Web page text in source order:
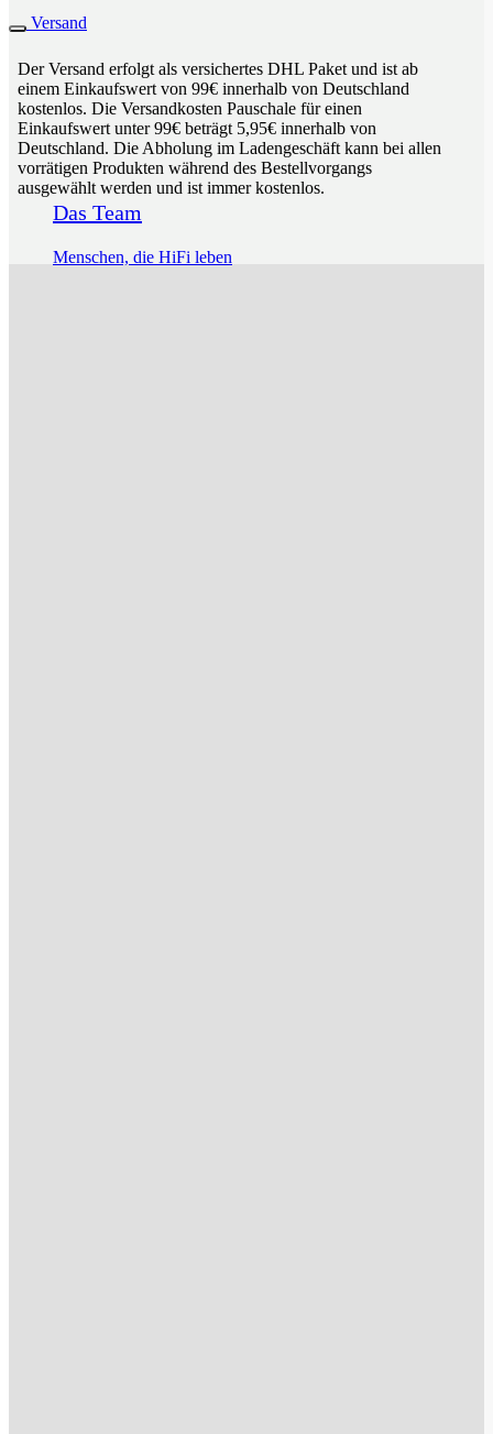
Das Team
Menschen, die HiFi leben
Versand
Der Versand erfolgt als versichertes DHL Paket und ist ab
einem Einkaufswert von 99€ innerhalb von Deutschland
kostenlos. Die Versandkosten Pauschale für einen
Einkaufswert unter 99€ beträgt 5,95€ innerhalb von
Deutschland. Die Abholung im Ladengeschäft kann bei allen
vorrätigen Produkten während des Bestellvorgangs
ausgewählt werden und ist immer kostenlos.